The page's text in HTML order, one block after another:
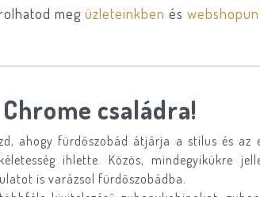
meg üzleteinkben és
családra!
ahogy fürdőszobád átjárja a stílus és
ihlette. Közös, mindegyikükre
is varázsol fürdőszobádba.